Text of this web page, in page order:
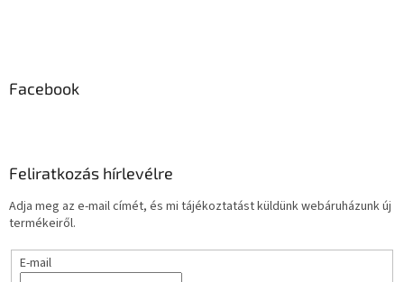
Facebook
Feliratkozás hírlevélre
Adja meg az e-mail címét, és mi tájékoztatást küldünk webáruházunk új
termékeiről.
E-mail